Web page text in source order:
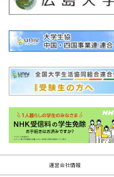
運営会社情報